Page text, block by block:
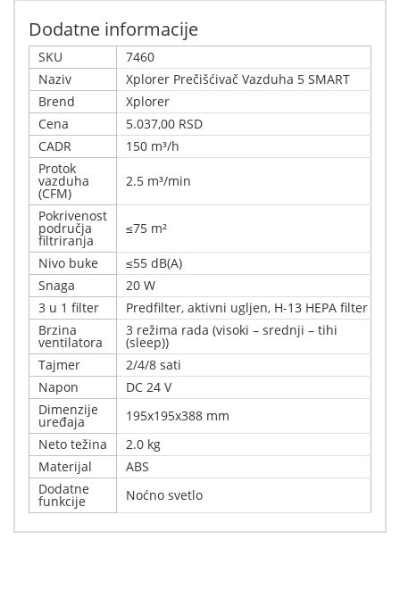
Dodatne informacije
SKU
7460
Naziv
Xplorer Prečišćivač Vazduha 5 SMART
Brend
Xplorer
Cena
5.037,00 RSD
CADR
150 m³/h
Protok
vazduha
(CFM)
2.5 m³/min
Pokrivenost
područja
filtriranja
≤75 m²
Nivo buke
≤55 dB(A)
Snaga
20 W
3 u 1 filter
Predfilter, aktivni ugljen, H-13 HEPA filter
Brzina
ventilatora
3 režima rada (visoki – srednji – tihi
(sleep))
Tajmer
2/4/8 sati
Napon
DC 24 V
Dimenzije
uređaja
195x195x388 mm
Neto težina
2.0 kg
Materijal
ABS
Dodatne
funkcije Noćno svetlo